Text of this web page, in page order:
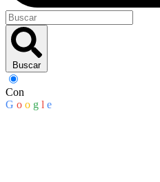
Buscar
Con
G o o g l e